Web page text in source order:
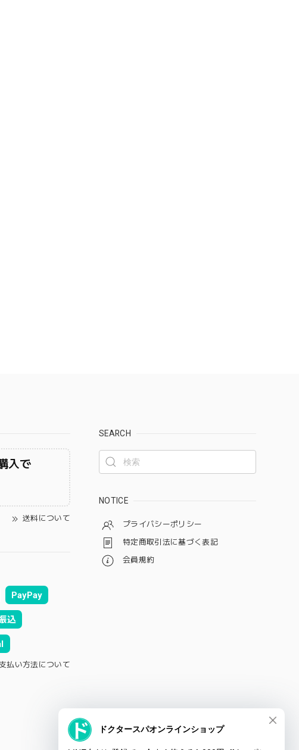
入で
送料について
PayPay
込
払い方法について
SEARCH
NOTICE
プライバシーポリシー
特定商取引法に基づく表記
会員規約